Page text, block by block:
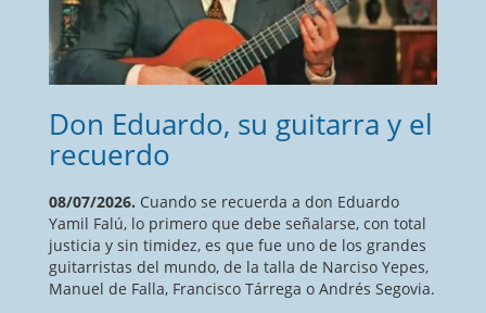
Don Eduardo, su guitarra y el
recuerdo
08/07/2026. Cuando se recuerda a don Eduardo
Yamil Falú, lo primero que debe señalarse, con total
justicia y sin timidez, es que fue uno de los grandes
guitarristas del mundo, de la talla de Narciso Yepes,
Manuel de Falla, Francisco Tárrega o Andrés Segovia.